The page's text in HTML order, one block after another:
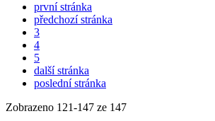
první stránka
předchozí stránka
3
4
5
další stránka
poslední stránka
Zobrazeno 121-147 ze 147